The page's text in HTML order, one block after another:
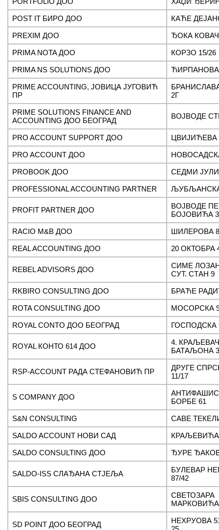
POST IT БИРО ДОО КАЋЕ
PREXIM ДОО ЂОКА
PRIMA NOTA ДОО КОРЗО 15/26
PRIMA NS SOLUTIONS ДОО ЋИРПАНОВА
PRIME ACCOUNTING, ЈОВИЦА ЈУГОВИЋ
ПР
2Г
PRIME SOLUTIONS FINANCE AND
ACCOUNTING ДОО БЕОГРАД
ВОЈВОДЕ
PRO ACCOUNT SUPPORT ДОО ЦВИЈИЋЕВА
PRO ACCOUNT ДОО
PROBOOK ДОО СЕДМИ ЈУЛИ
PROFESSIONAL ACCOUNTING PARTNER ЉУБЉАНСКА
PROFIT PARTNER ДОО
ВОЈВОДЕ
БОЈОВИЋА
RACIO M&B ДОО ШИЛЕРОВА
REAL ACCOUNTING ДОО 20 ОКТОБРА
REBEL ADVISORS ДОО
СИМЕ
СУТ. СТАН 9
RKBIRO CONSULTING ДОО БРАЋЕ
ROTA CONSULTING ДОО МОСОРСКА
ROYAL CONTO ДОО БЕОГРАД ГОСПОДСКА
ROYAL КОНТО 614 ДОО
4.
БАТАЉОНА
RSP-ACCOUNT РАДА СТЕФАНОВИЋ ПР
ДРУГЕ
11/17
S COMPANY ДОО
БОРБЕ 61
S&N CONSULTING САВЕ
SALDO ACCOUNT НОВИ САД
SALDO CONSULTING ДОО ЂУРЕ
SALDO-ISS СЛАЂАНА СТЈЕЉА
БУЛЕВАР
87/42
SBIS CONSULTING ДОО
СВЕТОЗАРА
МАРКОВИЋА
SD POINT ДОО БЕОГРАД
НЕХРУОВА